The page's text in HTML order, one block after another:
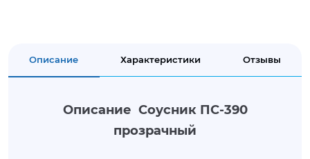
Описание Характеристики Отзывы
Описание Соусник ПС-390
прозрачный